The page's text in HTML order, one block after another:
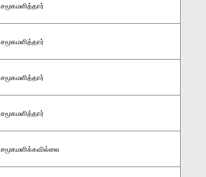
சமூகமளித்தார்
சமூகமளித்தார்
சமூகமளித்தார்
சமூகமளித்தார்
சமூகமளிக்கவில்லை